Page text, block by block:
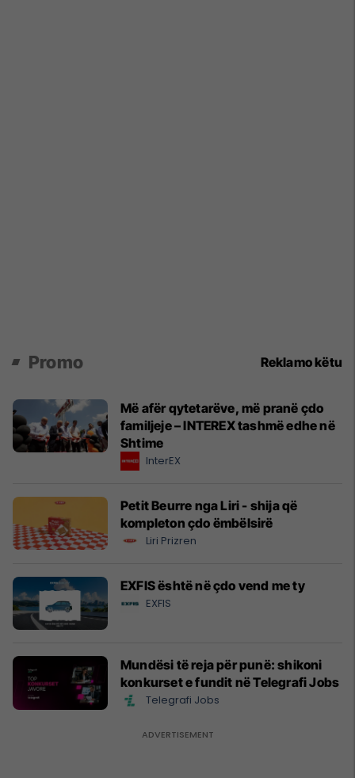
Promo Reklamo këtu
Më afër qytetarëve, më pranë çdo
familjeje – INTEREX tashmë edhe në
Shtime
InterEX
Petit Beurre nga Liri - shija që
kompleton çdo ëmbëlsirë
Liri Prizren
EXFIS është në çdo vend me ty
EXFIS
Mundësi të reja për punë: shikoni
konkurset e fundit në Telegrafi Jobs
Telegrafi Jobs